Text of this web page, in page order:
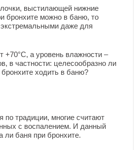
выстилающей нижние
бронхите можно в баню, то
даже для
+70°С, а уровень влажности –
в частности: целесообразно ли
ходить в баню?
по традиции, многие считают
с воспалением. И данный
ли баня при бронхите.